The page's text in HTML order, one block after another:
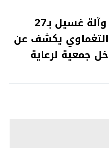
روبيني بـ5 آلاف درهم وآلة غسيل بـ27
يكشف عن
جمعية لرعاية